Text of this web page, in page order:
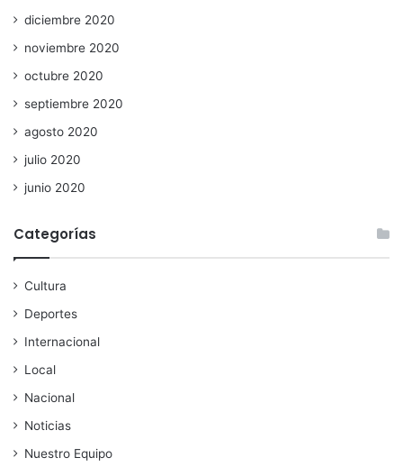
diciembre 2020
noviembre 2020
octubre 2020
septiembre 2020
agosto 2020
julio 2020
junio 2020
Categorías
Cultura
Deportes
Internacional
Local
Nacional
Noticias
Nuestro Equipo